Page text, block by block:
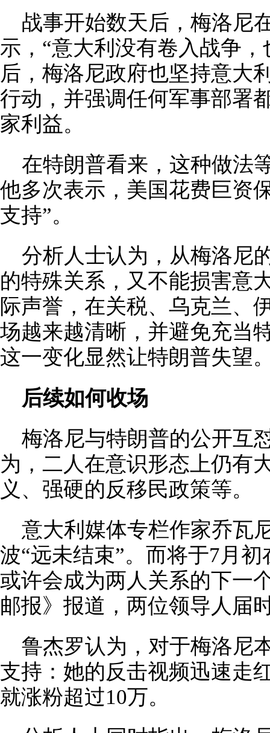
战事开始数天后，梅洛尼
示，“意大利没有卷入战争
后，梅洛尼政府也坚持意大
行动，并强调任何军事部署
家利益。
在特朗普看来，这种做法
他多次表示，美国花费巨资
支持”。
分析人士认为，从梅洛尼
的特殊关系，又不能损害意
际声誉，在关税、乌克兰、
场越来越清晰，并避免充当
这一变化显然让特朗普失望
后续如何收场
梅洛尼与特朗普的公开互
为，二人在意识形态上仍有
义、强硬的反移民政策等。
意大利媒体专栏作家乔瓦
波“远未结束”。而将于7月
或许会成为两人关系的下一
邮报》报道，两位领导人届
鲁杰罗认为，对于梅洛尼
支持：她的反击视频迅速走
就涨粉超过10万。